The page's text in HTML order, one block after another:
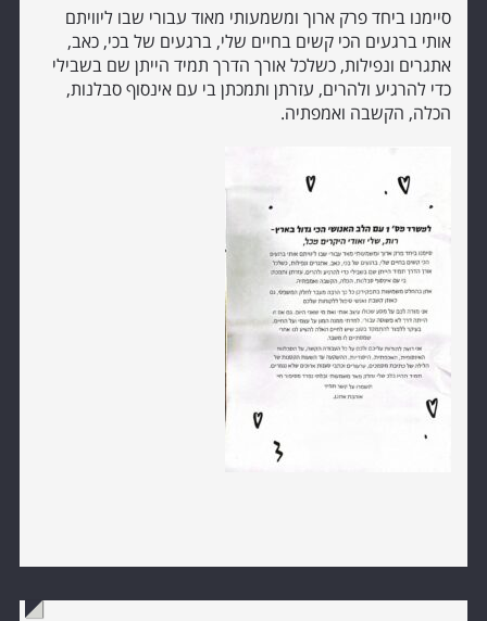
סיימנו ביחד פרק ארוך ומשמעותי מאוד עבורי שבו ליוויתם
אותי ברגעים הכי קשים בחיים שלי, ברגעים של בכי, כאב,
אתגרים ונפילות, כשלכל אורך הדרך תמיד הייתן שם בשבילי
כדי להרגיע ולהרים, עזרתן ותמכתן בי עם אינסוף סבלנות,
הכלה, הקשבה ואמפתיה.